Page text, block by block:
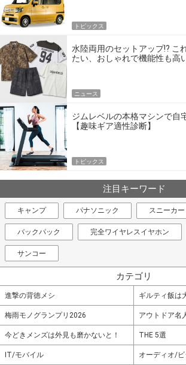
トピックス
水陸両用のセットアップ!? こ
たい、おしゃれで機能性も高
ニュース
ジムレベルの本格マシンで自
【趣味ギア適性診断】
トピックス
注目キーワード
キャンプ パナソニック スニーカー
バックパック 完全ワイヤレスイヤホン
サンコー
カテゴリ
進撃の背徳メシ ギルティ飯は
梅雨モノグランプリ2026 アウトドア名
今どきメンズは外見も磨かないと！ THE 5選
IT/モバイル オーディオ/